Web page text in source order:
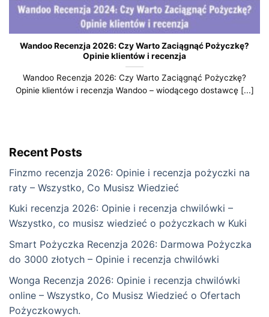
Wandoo Recenzja 2026: Czy Warto Zaciągnąć Pożyczkę?
Opinie klientów i recenzja
Wandoo Recenzja 2026: Czy Warto Zaciągnąć Pożyczkę?
Opinie klientów i recenzja Wandoo – wiodącego dostawcę [...]
Recent Posts
Finzmo recenzja 2026: Opinie i recenzja pożyczki na
raty – Wszystko, Co Musisz Wiedzieć
Kuki recenzja 2026: Opinie i recenzja chwilówki –
Wszystko, co musisz wiedzieć o pożyczkach w Kuki
Smart Pożyczka Recenzja 2026: Darmowa Pożyczka
do 3000 złotych – Opinie i recenzja chwilówki
Wonga Recenzja 2026: Opinie i recenzja chwilówki
online – Wszystko, Co Musisz Wiedzieć o Ofertach
Pożyczkowych.